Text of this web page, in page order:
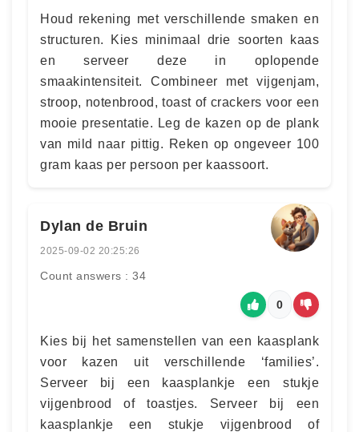
Houd rekening met verschillende smaken en
structuren. Kies minimaal drie soorten kaas
en serveer deze in oplopende
smaakintensiteit. Combineer met vijgenjam,
stroop, notenbrood, toast of crackers voor een
mooie presentatie. Leg de kazen op de plank
van mild naar pittig. Reken op ongeveer 100
gram kaas per persoon per kaassoort.
Dylan de Bruin
2025-09-02 20:25:26
Count answers : 34
0
Kies bij het samenstellen van een kaasplank
voor kazen uit verschillende ‘families’.
Serveer bij een kaasplankje een stukje
vijgenbrood of toastjes. Serveer bij een
kaasplankje een stukje vijgenbrood of